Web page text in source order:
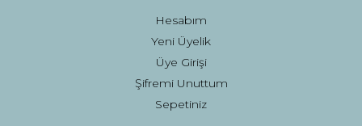
Hesabım
Yeni Üyelik
Üye Girişi
Şifremi Unuttum
Sepetiniz